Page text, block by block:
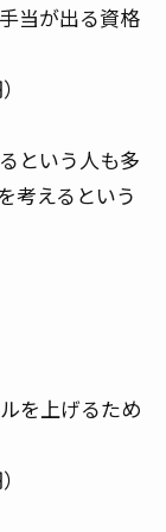
当が出る資格
という人も多
考えるという
を上げるため